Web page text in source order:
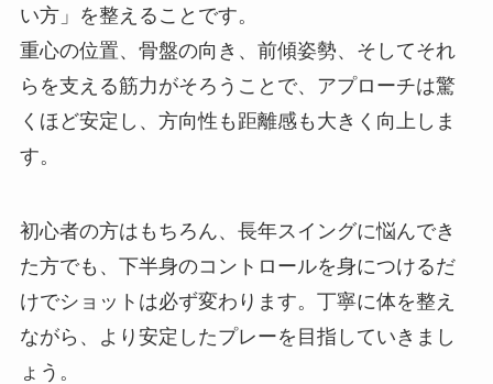
い方」を整えることです。
重心の位置、骨盤の向き、前傾姿勢、そしてそれ
らを支える筋力がそろうことで、アプローチは驚
くほど安定し、方向性も距離感も大きく向上しま
す。
初心者の方はもちろん、長年スイングに悩んでき
た方でも、下半身のコントロールを身につけるだ
けでショットは必ず変わります。丁寧に体を整え
ながら、より安定したプレーを目指していきまし
ょう。